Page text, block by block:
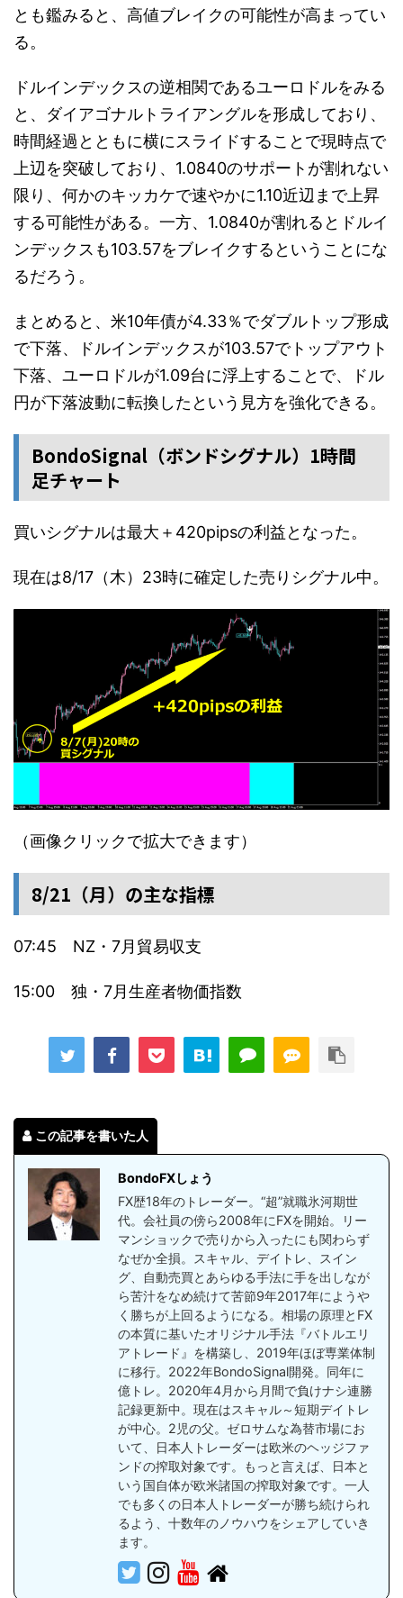
とも鑑みると、高値ブレイクの可能性が高まってい
る。
ドルインデックスの逆相関であるユーロドルをみる
と、ダイアゴナルトライアングルを形成しており、
時間経過とともに横にスライドすることで現時点で
上辺を突破しており、1.0840のサポートが割れない
限り、何かのキッカケで速やかに1.10近辺まで上昇
する可能性がある。一方、1.0840が割れるとドルイ
ンデックスも103.57をブレイクするということにな
るだろう。
まとめると、米10年債が4.33％でダブルトップ形成
で下落、ドルインデックスが103.57でトップアウト
下落、ユーロドルが1.09台に浮上することで、ドル
円が下落波動に転換したという見方を強化できる。
BondoSignal（ボンドシグナル）1時間
足チャート
買いシグナルは最大＋420pipsの利益となった。
現在は8/17（木）23時に確定した売りシグナル中。
（画像クリックで拡大できます）
8/21（月）の主な指標
07:45 NZ・7月貿易収支
15:00 独・7月生産者物価指数
この記事を書いた人
BondoFXしょう
FX歴18年のトレーダー。“超”就職氷河期世
代。会社員の傍ら2008年にFXを開始。リー
マンショックで売りから入ったにも関わらず
なぜか全損。スキャル、デイトレ、スイン
グ、自動売買とあらゆる手法に手を出しなが
ら苦汁をなめ続けて苦節9年2017年にようや
く勝ちが上回るようになる。相場の原理とFX
の本質に基いたオリジナル手法『バトルエリ
アトレード』を構築し、2019年ほぼ専業体制
に移行。2022年BondoSignal開発。同年に
億トレ。2020年4月から月間で負けナシ連勝
記録更新中。現在はスキャル～短期デイトレ
が中心。2児の父。ゼロサムな為替市場にお
いて、日本人トレーダーは欧米のヘッジファ
ンドの搾取対象です。もっと言えば、日本と
いう国自体が欧米諸国の搾取対象です。一人
でも多くの日本人トレーダーが勝ち続けられ
るよう、十数年のノウハウをシェアしていき
ます。